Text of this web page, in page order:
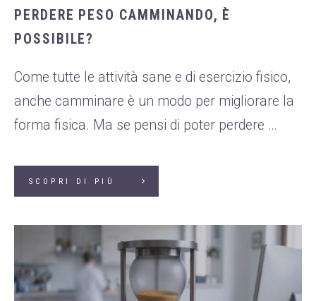
PERDERE PESO CAMMINANDO, È
POSSIBILE?
Come tutte le attività sane e di esercizio fisico,
anche camminare è un modo per migliorare la
forma fisica. Ma se pensi di poter perdere …
SCOPRI DI PIÙ